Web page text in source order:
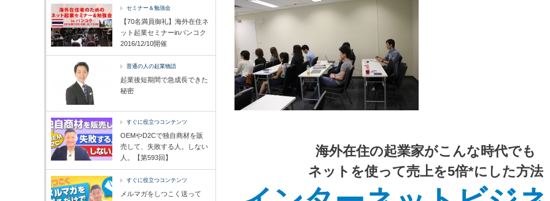
海外在住の起業家がこんな時代でも
ネットを使って売上を5倍*にした方法
セミナー＆勉強会
【70名満員御礼】海外在住ネ
ット起業セミナーinバンコク
2016/12/10開催
普通の人の起業物語
起業後短期間で急成長できた
秘密
すぐに役立つコンテンツ
OEMやD2Cで独自商材を販
売して、失敗する人。しない
人。【第593回】
すぐに役立つコンテンツ
メルマガをしつこく送って